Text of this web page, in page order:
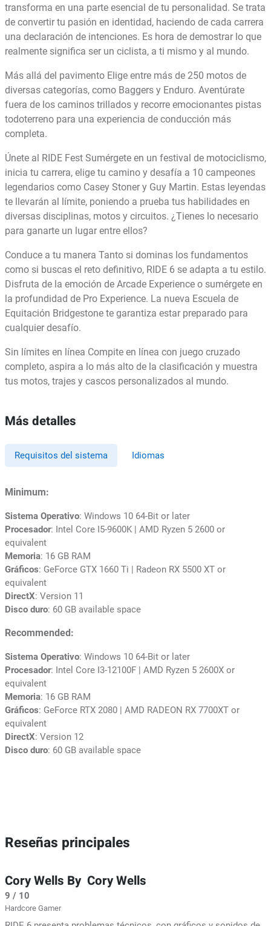
transforma en una parte esencial de tu personalidad. Se trata
de convertir tu pasión en identidad, haciendo de cada carrera
una declaración de intenciones. Es hora de demostrar lo que
realmente significa ser un ciclista, a ti mismo y al mundo.
Más allá del pavimento Elige entre más de 250 motos de
diversas categorías, como Baggers y Enduro. Aventúrate
fuera de los caminos trillados y recorre emocionantes pistas
todoterreno para una experiencia de conducción más
completa.
Únete al RIDE Fest Sumérgete en un festival de motociclismo,
inicia tu carrera, elige tu camino y desafía a 10 campeones
legendarios como Casey Stoner y Guy Martin. Estas leyendas
te llevarán al límite, poniendo a prueba tus habilidades en
diversas disciplinas, motos y circuitos. ¿Tienes lo necesario
para ganarte un lugar entre ellos?
Conduce a tu manera Tanto si dominas los fundamentos
como si buscas el reto definitivo, RIDE 6 se adapta a tu estilo.
Disfruta de la emoción de Arcade Experience o sumérgete en
la profundidad de Pro Experience. La nueva Escuela de
Equitación Bridgestone te garantiza estar preparado para
cualquier desafío.
Sin límites en línea Compite en línea con juego cruzado
completo, aspira a lo más alto de la clasificación y muestra
tus motos, trajes y cascos personalizados al mundo.
Más detalles
Requisitos del sistema Idiomas
Minimum:
Sistema Operativo: Windows 10 64-Bit or later
Procesador: Intel Core I5-9600K | AMD Ryzen 5 2600 or
equivalent
Memoria: 16 GB RAM
Gráficos: GeForce GTX 1660 Ti | Radeon RX 5500 XT or
equivalent
DirectX: Version 11
Disco duro: 60 GB available space
Recommended:
Sistema Operativo: Windows 10 64-Bit or later
Procesador: Intel Core I3-12100F | AMD Ryzen 5 2600X or
equivalent
Memoria: 16 GB RAM
Gráficos: GeForce RTX 2080 | AMD RADEON RX 7700XT or
equivalent
DirectX: Version 12
Disco duro: 60 GB available space
Reseñas principales
Cory Wells By Cory Wells
9 / 10
Hardcore Gamer